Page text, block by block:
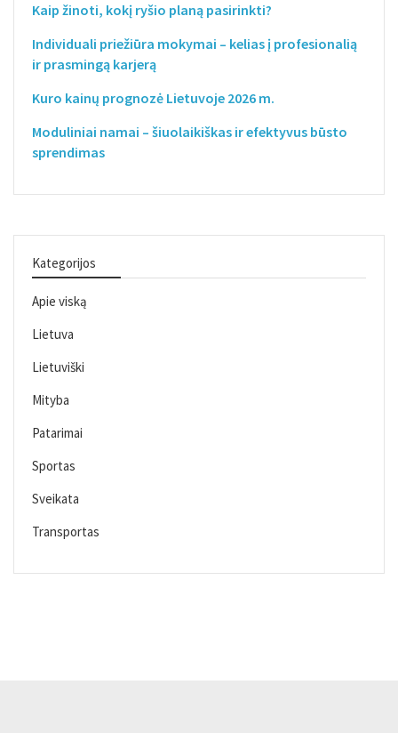
Kaip žinoti, kokį ryšio planą pasirinkti?
Individuali priežiūra mokymai – kelias į profesionalią
ir prasmingą karjerą
Kuro kainų prognozė Lietuvoje 2026 m.
Moduliniai namai – šiuolaikiškas ir efektyvus būsto
sprendimas
Kategorijos
Apie viską
Lietuva
Lietuviški
Mityba
Patarimai
Sportas
Sveikata
Transportas